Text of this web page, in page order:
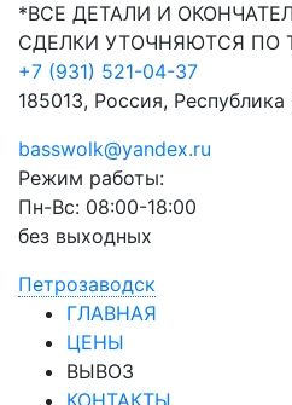
*ВСЕ ДЕТАЛИ И
СДЕЛКИ УТОЧНЯЮТСЯ ПО
+7 (931) 521-04-37
185013, Россия,
basswolk@yandex.ru
Режим работы:
Пн-Вс: 08:00-18:00
без выходных
Петрозаводск
ГЛАВНАЯ
ЦЕНЫ
ВЫВОЗ
КОНТАКТЫ